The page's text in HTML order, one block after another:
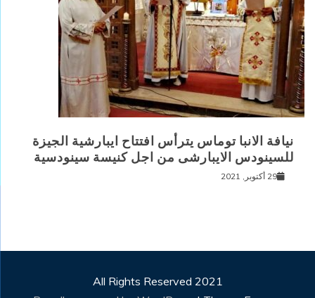
نيافة الانبا توماس يترأس افتتاح ايبارشية الجيزة
للسينودس الايبارشى من اجل كنيسة سينودسية
29 أكتوبر, 2021
All Rights Reserved 2021